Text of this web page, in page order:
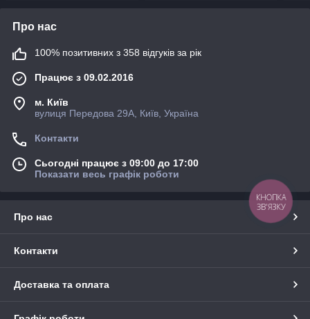
Про нас
100% позитивних з 358 відгуків за рік
Працює з 09.02.2016
м. Київ
вулиця Передова 29А, Київ, Україна
Контакти
Сьогодні працює з 09:00 до 17:00
Показати весь графік роботи
Про нас
Контакти
Доставка та оплата
КНОПКА
ЗВ'ЯЗКУ